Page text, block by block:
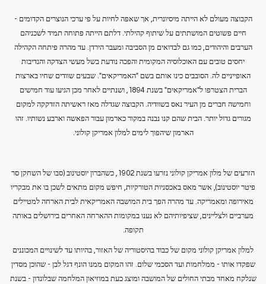
הקבוצה מעולם לא הייתה מיסיונרית, אך שאפה לחיות על פי ערכי הנוצרים הקדומים -
חיים פשוטים המושתתים על שיתוף קהילתי. דלתם הייתה פתוחה תמיד לשכניהם
הערבים והיהודים, כמו גם לבדואים מן הסביבה ומעבר הירדן. עד מהרה פיתחה הקהילה
יחסים טובים עם האוכלוסיה המקומית והפכה נודעת בשל מעשי הצדקה והנדיבות
האופייניים לה. הסובבים כינו אותם בשם "האמריקאים". שבעים שוודים שחיו בארצות
הברית הצטרפו ל"אמריקאים" בשנת 1894, ושנתיים לאחר מכן הגיעו עוד חמישים
וחמישה חברים מן העיר נאס בשוודיה. הקבוצה שגדלה מאז ראשיתה הזדקקה למקום
מגורים גדול יותר. הבית שהם קנו נבנה במקור כארמון עבור הפאשה וארבע נשותיו. זהו
הארמון שיהפוך לימים למלון אמריקן קולוני.
הזרעים של מלון אמריקן קולוני נזרעו בשנת 1902, כשהברון יוסטינוב (סבו של השחקן סר
פיטר יוסטינוב), אשר מאס באכסניות הטורקיות, חיפש מקום מתאים לשכן בו את מבקריו
מאירופה ומאמריקה. עד מהרה הפך בית המושבה האמריקאית לבית הארחה למטיילים
מערביים ולצליינים, שציפיותיהם לא נענו במקומות ההארחה האחרים בירושלים באותה
תקופה.
למלון אמריקן קולוני מקום של כבוד בהיסטוריה של האזור, בהיותו עד לשינויים המכוננים
שפקדו אותו - ממלחמות ועד הסכמי שלום. זהו המקום ממנו הונף דגל לבן - שהוכן מסדין
שנלקח מאחד מבתי החולים של המושבה ומוצג כעת במוזיאון המלחמה שבלונדון - בשנת